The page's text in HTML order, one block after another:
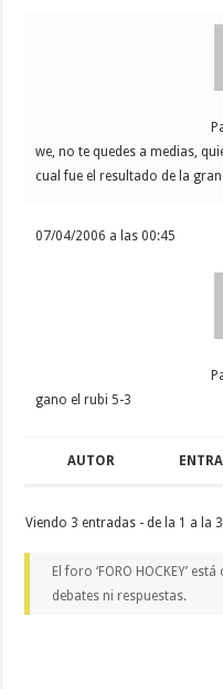
we, no te quedes a medias,
cual fue el resultado de la
07/04/2006 a las 00:45
gano el rubi 5-3
AUTOR
Viendo 3 entradas - de la 1 a la
El foro ‘FORO HOCKEY’
debates ni respuestas.